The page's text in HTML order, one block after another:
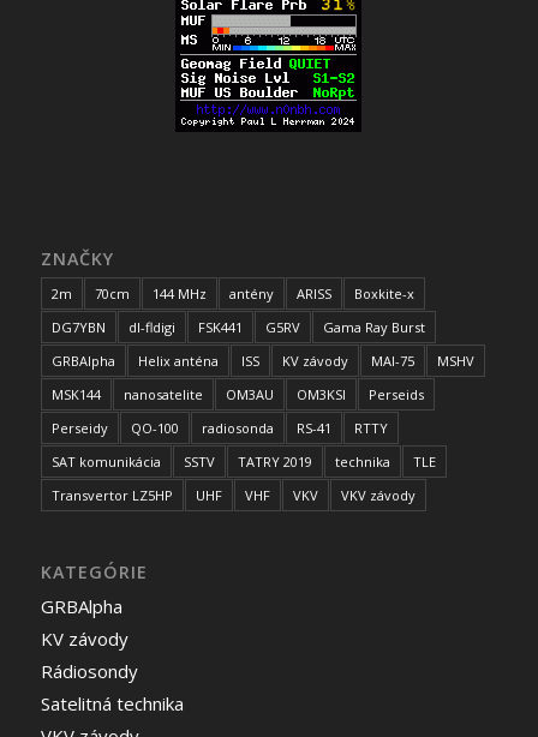
ZNAČKY
2m 70cm 144 MHz antény ARISS
Boxkite-x
DG7YBN
dl-fldigi FSK441 G5RV
Gama Ray Burst
GRBAlpha
Helix anténa ISS KV závody MAI-75
MSHV
MSK144
nanosatelite OM3AU OM3KSI
Perseids
Perseidy
QO-100 radiosonda RS-41
RTTY
SAT komunikácia
SSTV TATRY 2019 technika
TLE
Transvertor LZ5HP
UHF VHF VKV VKV závody
KATEGÓRIE
GRBAlpha
KV závody
Rádiosondy
Satelitná technika